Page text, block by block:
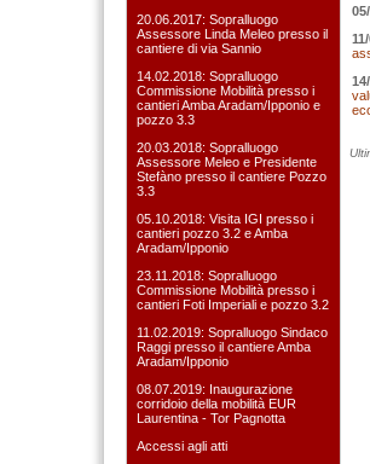
20.06.2017: Sopralluogo
Assessore Linda Meleo presso il
cantiere di via Sannio
14.02.2018: Sopralluogo
Commissione Mobilità presso i
cantieri Amba Aradam/Ipponio e
pozzo 3.3
20.03.2018: Sopralluogo
Assessore Meleo e Presidente
Stefàno presso il cantiere Pozzo
3.3
05.10.2018: Visita IGI presso i
cantieri pozzo 3.2 e Amba
Aradam/Ipponio
23.11.2018: Sopralluogo
Commissione Mobilità presso i
cantieri Foti Imperiali e pozzo 3.2
11.02.2019: Sopralluogo Sindaco
Raggi presso il cantiere Amba
Aradam/Ipponio
08.07.2019: Inaugurazione
corridoio della mobilità EUR
Laurentina - Tor Pagnotta
Accessi agli atti